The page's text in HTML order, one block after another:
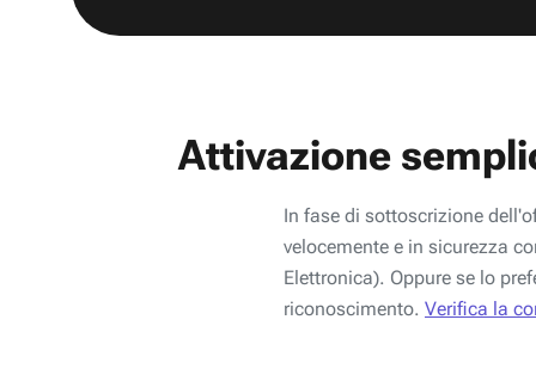
Attivazione
In fase di sottoscrizione
velocemente e in sicurezza
Elettronica). Oppure se lo
riconoscimento. Verifica la